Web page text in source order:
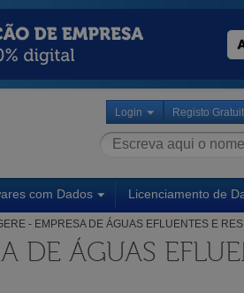
Login Registo
com Dados Licenciamento de
- EMPRESA DE ÁGUAS EFLUENTES E
DE ÁGUAS